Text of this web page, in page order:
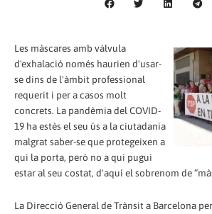
Les màscares amb vàlvula
d'exhalació només haurien d'usar-
se dins de l'àmbit professional
requerit i per a casos molt
concrets. La pandèmia del COVID-
19 ha estès el seu ús a la ciutadania
malgrat saber-se que protegeixen a
qui la porta, però no a qui pugui
estar al seu costat, d'aquí el sobrenom de
La Direcció General de Trànsit a Barcelona